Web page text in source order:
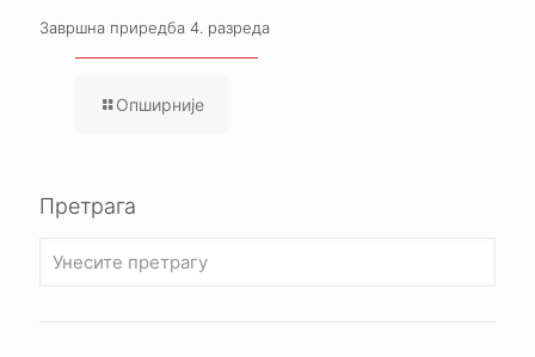
Завршна приредба 4. разреда
Опширније
Претрага